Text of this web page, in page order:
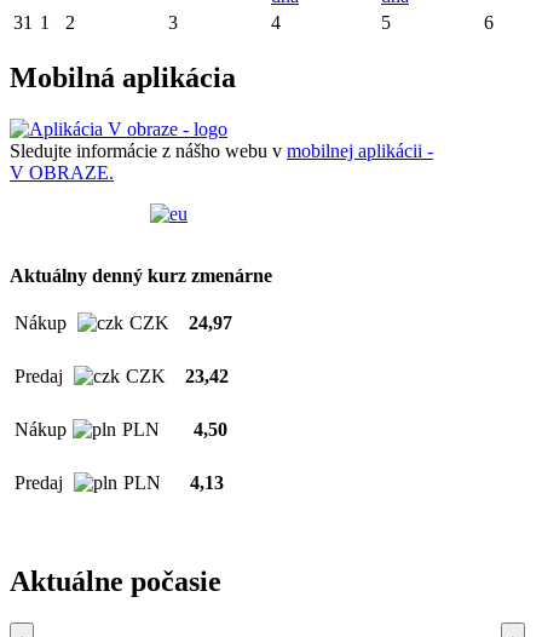
31 1 2 3 4 5 6
Mobilná aplikácia
Sledujte informácie z nášho webu v mobilnej aplikácii -
V OBRAZE.
Aktuálny denný kurz zmenárne
Nákup CZK 24,97
Predaj CZK 23,42
Nákup PLN 4,50
Predaj PLN 4,13
Aktuálne počasie